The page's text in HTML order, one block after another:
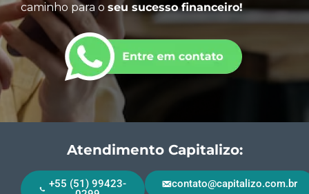
caminho para o seu sucesso financeiro!
Atendimento Capitalizo:
+55 (51) 99423-
contato@capitalizo.com.br